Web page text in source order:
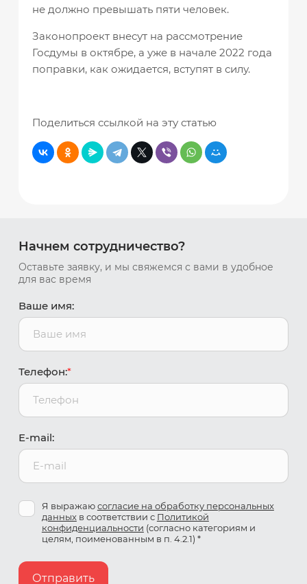
не должно превышать пяти человек.
Законопроект внесут на рассмотрение
Госдумы в октябре, а уже в начале 2022 года
поправки, как ожидается, вступят в силу.
Поделиться ссылкой на эту статью
Начнем сотрудничество?
Оставьте заявку, и мы свяжемся с вами в удобное
для вас время
Ваше имя:
Телефон:*
E-mail:
Я выражаюсогласие на обработку персональных
данныхв соответствии с Политикой
конфиденциальности (согласно категориям и
целям, поименованным в п. 4.2.1) *
Отправить